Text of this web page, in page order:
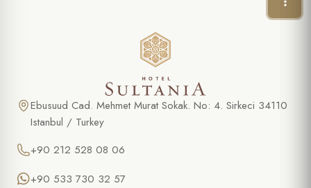
Ebusuud Cad. Mehmet Murat Sokak. No: 4. Sirkeci 34110
Istanbul / Turkey
+90 212 528 08 06
+90 533 730 32 57